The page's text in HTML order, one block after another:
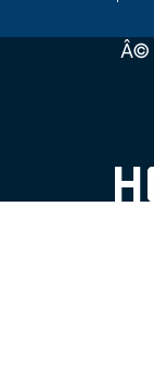
Â©